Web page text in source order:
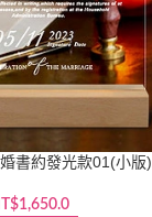
書約發光款01(小版)
1,650.0